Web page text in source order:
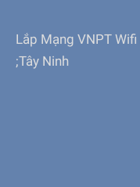
Lắp Mạng VNPT
;Tây Ninh